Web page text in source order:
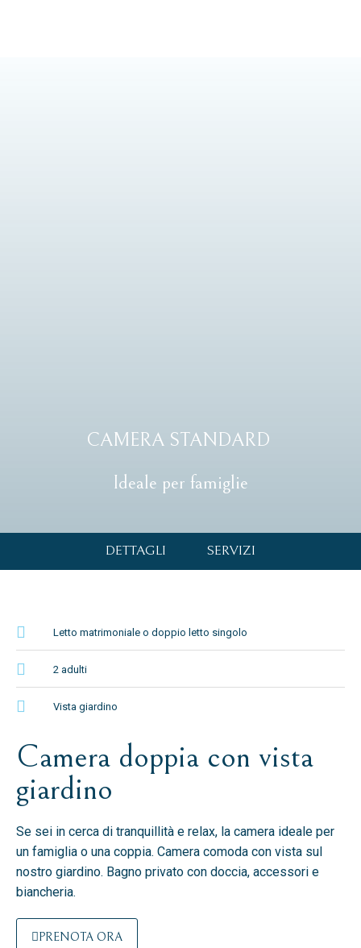
CAMERA STANDARD
Ideale per famiglie
DETTAGLI SERVIZI
Letto matrimoniale o doppio letto singolo
2 adulti
Vista giardino
Camera doppia con vista
giardino
Se sei in cerca di tranquillità e relax, la camera ideale per
un famiglia o una coppia. Camera comoda con vista sul
nostro giardino. Bagno privato con doccia, accessori e
biancheria.
PRENOTA ORA